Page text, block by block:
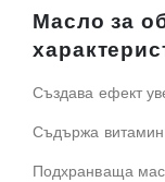
Масло за
Създава ефект
Съдържа витамин
Подхранваща